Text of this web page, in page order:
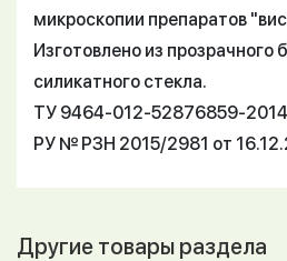
микроскопии препаратов
Изготовлено из прозрачного
силикатного стекла.
ТУ 9464-012-52876859-2014
РУ № РЗН 2015/2981 от
Другие товары раздела